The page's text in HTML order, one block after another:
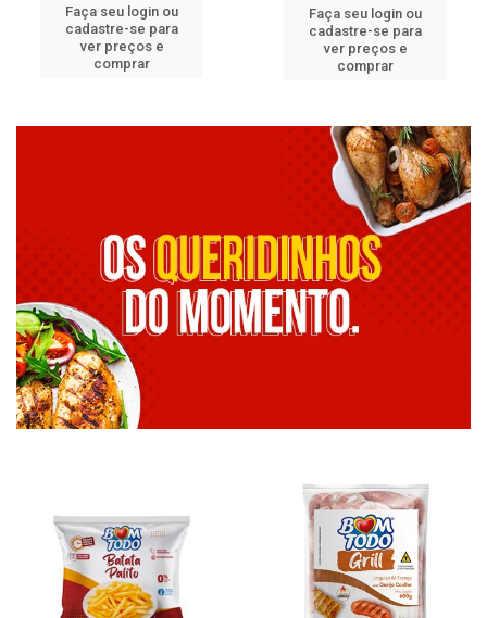
Faça seu login ou
cadastre-se para
ver preços e
comprar
Faça seu login ou
cadastre-se para
ver preços e
comprar